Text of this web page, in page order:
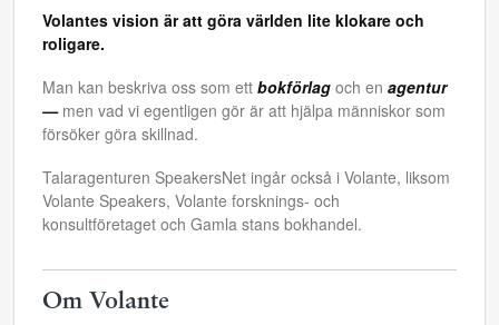
Volantes vision är att göra världen lite klokare och
roligare.
Man kan beskriva oss som ett bokförlag och en agentur
— men vad vi egentligen gör är att hjälpa människor som
försöker göra skillnad.
Talaragenturen SpeakersNet ingår också i Volante, liksom
Volante Speakers, Volante forsknings- och
konsultföretaget och Gamla stans bokhandel.
Om Volante